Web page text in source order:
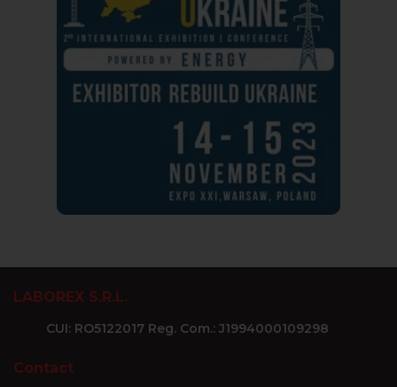
LABOREX S.R.L.
CUI: RO5122017 Reg. Com.: J1994000109298
Contact